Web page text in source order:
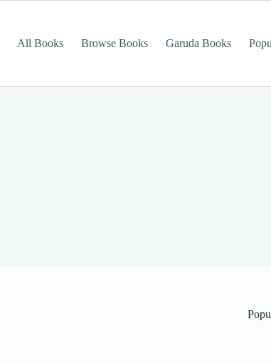
All Books Browse Books Garuda Books